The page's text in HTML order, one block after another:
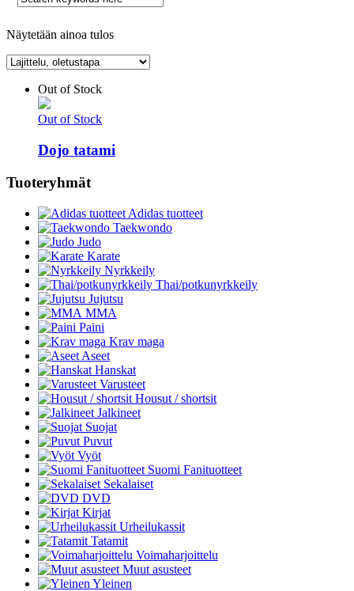
Näytetään ainoa tulos
Out of Stock
Out of Stock
Dojo tatami
Tuoteryhmät
Adidas tuotteet
Taekwondo
Judo
Karate
Nyrkkeily
Thai/potkunyrkkeily
Jujutsu
MMA
Paini
Krav maga
Aseet
Hanskat
Varusteet
Housut / shortsit
Jalkineet
Suojat
Puvut
Vyöt
Suomi Fanituotteet
Sekalaiset
DVD
Kirjat
Urheilukassit
Tatamit
Voimaharjoittelu
Muut asusteet
Yleinen